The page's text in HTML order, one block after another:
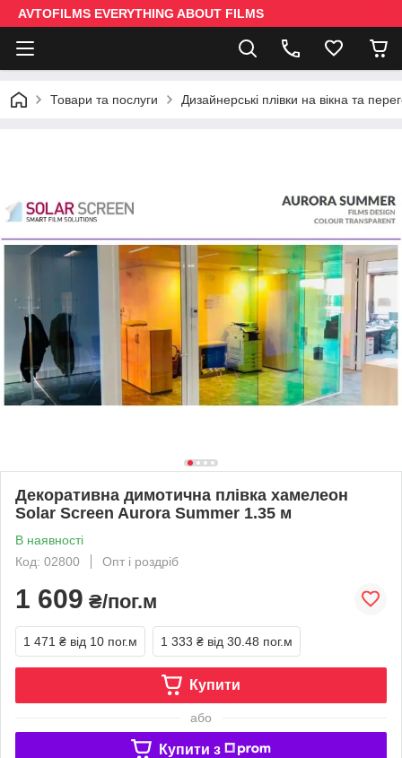
AVTOFILMS EVERYTHING ABOUT FILMS
Товари та послуги Дизайнерські плівки на вікна та
Декоративна димотична плівка хамелеон
Solar Screen Aurora Summer 1.35 м
В наявності
Код: 02800
Опт і роздріб
1 609 ₴/пог.м
1 471 ₴ від 10 пог.м 1 333 ₴ від 30.48 пог.м
Купити
або
Купити з